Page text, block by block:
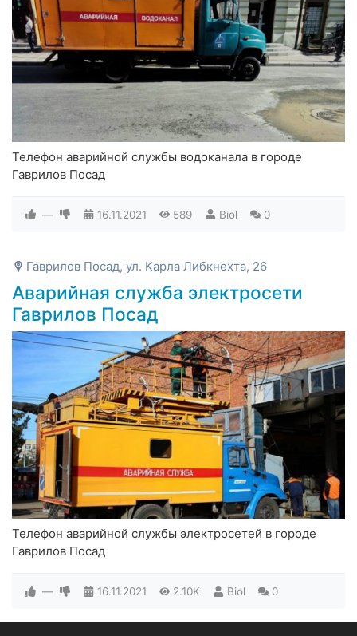
Телефон аварийной службы водоканала в городе
Гаврилов Посад
— 16.11.2021 589 Biol 0
Гаврилов Посад, ул. Карла Либкнехта, 26
Аварийная служба электросети
Гаврилов Посад
Телефон аварийной службы электросетей в городе
Гаврилов Посад
— 16.11.2021 2.10K Biol 0